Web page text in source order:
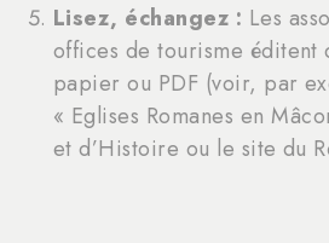
Lisez, échangez : Les
offices de tourisme éditent
papier ou PDF (voir, par
« Eglises Romanes en
et d’Histoire ou le site du